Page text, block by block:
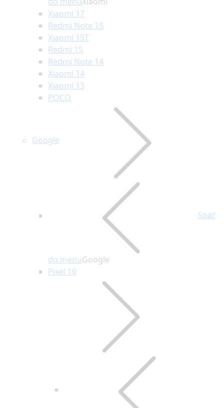
Xiaomi 17
Redmi Note 15
Xiaomi 15T
Redmi 15
Redmi Note 14
Xiaomi 14
Xiaomi 13
POCO
Google
Späť
do menuGoogle
Pixel 10